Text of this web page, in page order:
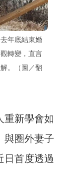
年底結束婚
轉變，直言
。（圖／翻
重新學會如
與圈外妻子
日首度透過